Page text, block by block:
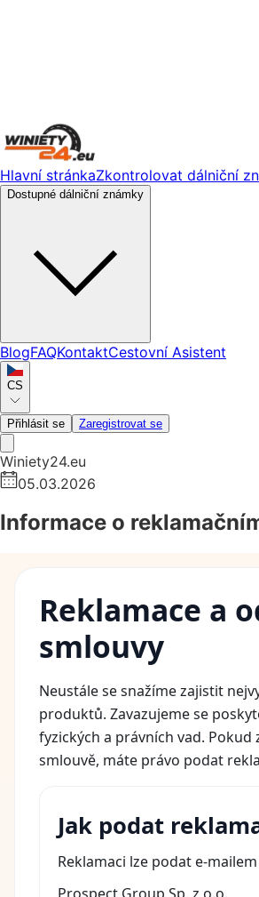
Hlavní stránkaZkontrolovat dálniční
Dostupné dálniční známky
BlogFAQKontaktCestovní Asistent
CS
Přihlásit se Zaregistrovat se
Winiety24.eu
05.03.2026
Informace o
Reklamace a
smlouvy
Neustále se snažíme zajistit
produktů. Zavazujeme se
fyzických a právních vad.
smlouvě, máte právo podat
Jak podat
Reklamaci lze podat e-